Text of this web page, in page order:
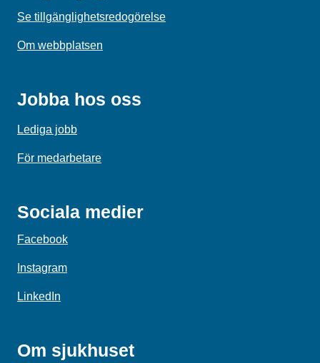
Se tillgänglighetsredogörelse
Om webbplatsen
Jobba hos oss
Lediga jobb
För medarbetare
Sociala medier
Facebook
Instagram
LinkedIn
Om sjukhuset